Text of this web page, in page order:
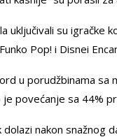
uključivali su igračke
Pop! i Disnei
u porudžbinama
povećanje sa 44%
nakon snažnog